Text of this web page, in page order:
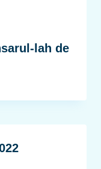
lah de